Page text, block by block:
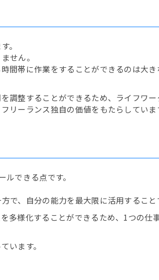
。
せん。
帯に作業をすることができるのは大き
整することができるため、ライフワー
リーランス独自の価値をもたらしていま
できる点です。
、自分の能力を最大限に活用するこ
多様化することができるため、1つの仕
います。